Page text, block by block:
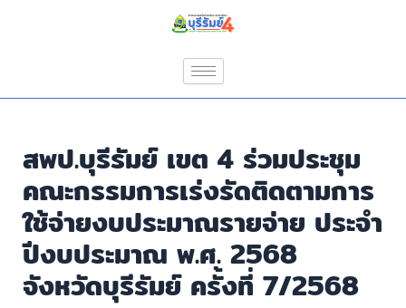
สพป.บุรีรัมย์ เขต 4 ร่วมประชุม
คณะกรรมการเร่งรัดติดตามการ
ใช้จ่ายงบประมาณรายจ่าย ประจำ
ปีงบประมาณ พ.ศ. 2568
จังหวัดบุรีรัมย์ ครั้งที่ 7/2568